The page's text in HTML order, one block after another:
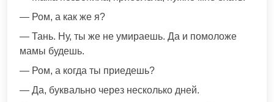
— Ром, а как же я?
— Тань. Ну, ты же не умираешь. Да и помоложе
мамы будешь.
— Ром, а когда ты приедешь?
— Да, буквально через несколько дней.